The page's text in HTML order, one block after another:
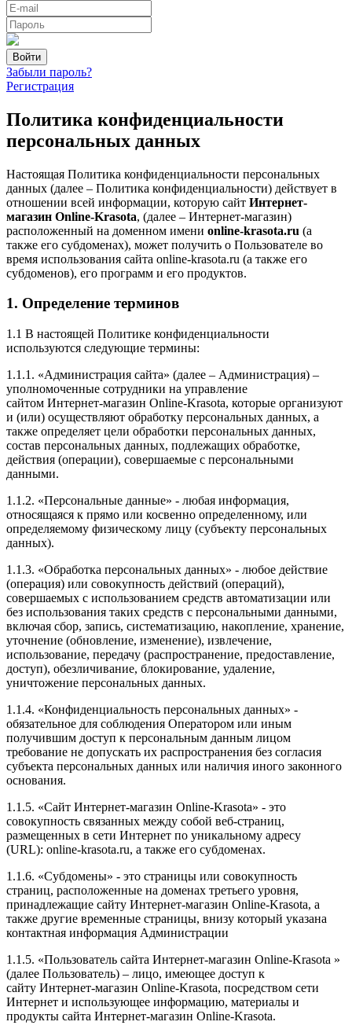
Забыли пароль?
Регистрация
Политика конфиденциальности
персональных данных
Настоящая Политика конфиденциальности персональных
данных (далее – Политика конфиденциальности) действует в
отношении всей информации, которую сайт Интернет-
магазин Online-Krasota, (далее – Интернет-магазин)
расположенный на доменном имени online-krasota.ru (а
также его субдоменах), может получить о Пользователе во
время использования сайта online-krasota.ru (а также его
субдоменов), его программ и его продуктов.
1. Определение терминов
1.1 В настоящей Политике конфиденциальности
используются следующие термины:
1.1.1. «Администрация сайта» (далее – Администрация) –
уполномоченные сотрудники на управление
сайтом Интернет-магазин Online-Krasota, которые организуют
и (или) осуществляют обработку персональных данных, а
также определяет цели обработки персональных данных,
состав персональных данных, подлежащих обработке,
действия (операции), совершаемые с персональными
данными.
1.1.2. «Персональные данные» - любая информация,
относящаяся к прямо или косвенно определенному, или
определяемому физическому лицу (субъекту персональных
данных).
1.1.3. «Обработка персональных данных» - любое действие
(операция) или совокупность действий (операций),
совершаемых с использованием средств автоматизации или
без использования таких средств с персональными данными,
включая сбор, запись, систематизацию, накопление, хранение,
уточнение (обновление, изменение), извлечение,
использование, передачу (распространение, предоставление,
доступ), обезличивание, блокирование, удаление,
уничтожение персональных данных.
1.1.4. «Конфиденциальность персональных данных» -
обязательное для соблюдения Оператором или иным
получившим доступ к персональным данным лицом
требование не допускать их распространения без согласия
субъекта персональных данных или наличия иного законного
основания.
1.1.5. «Сайт Интернет-магазин Online-Krasota» - это
совокупность связанных между собой веб-страниц,
размещенных в сети Интернет по уникальному адресу
(URL): online-krasota.ru, а также его субдоменах.
1.1.6. «Субдомены» - это страницы или совокупность
страниц, расположенные на доменах третьего уровня,
принадлежащие сайту Интернет-магазин Online-Krasota, а
также другие временные страницы, внизу который указана
контактная информация Администрации
1.1.5. «Пользователь сайта Интернет-магазин Online-Krasota »
(далее Пользователь) – лицо, имеющее доступ к
сайту Интернет-магазин Online-Krasota, посредством сети
Интернет и использующее информацию, материалы и
продукты сайта Интернет-магазин Online-Krasota.